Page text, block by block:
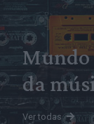
Mundo
da
Ver todas